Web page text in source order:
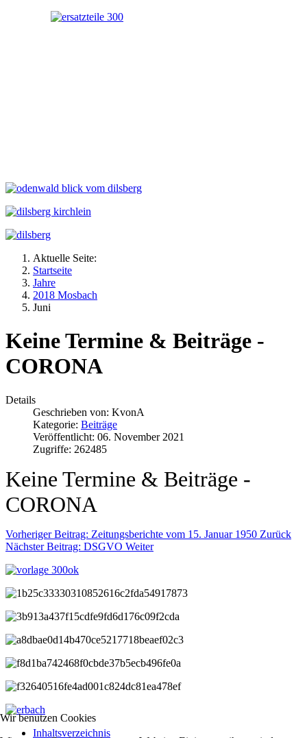
Aktuelle Seite:
Startseite
Jahre
2018 Mosbach
Juni
Keine Termine & Beiträge -
CORONA
Details
Geschrieben von: KvonA
Kategorie: Beiträge
Veröffentlicht: 06. November 2021
Zugriffe: 262485
Keine Termine & Beiträge -
CORONA
Vorheriger Beitrag: Zeitungsberichte vom 15. Januar 1950 Zurück
Nächster Beitrag: DSGVO Weiter
Inhaltsverzeichnis
Wir benutzen Cookies